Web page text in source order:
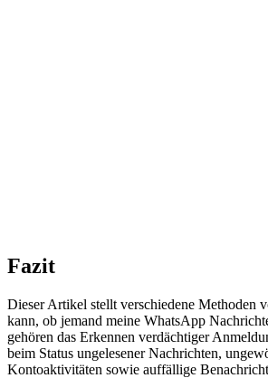
Fazit
Dieser Artikel stellt verschiedene Methoden
kann, ob jemand meine WhatsApp
gehören das Erkennen verdächtiger
beim Status ungelesener Nachrichten,
Kontoaktivitäten sowie auffällige